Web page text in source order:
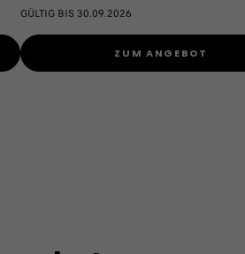
GÜLTIG BIS 30.09.2026
ZUM ANGEBOT